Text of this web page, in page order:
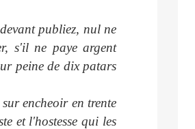
publiez, nul ne
s'il ne paye argent
peine de dix patars
encheoir en trente
et l'hostesse qui les